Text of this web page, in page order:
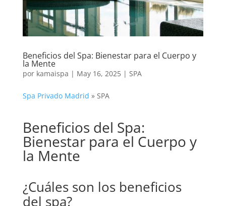
Beneficios del Spa: Bienestar para el Cuerpo y
la Mente
por kamaispa | May 16, 2025| SPA
Spa Privado Madrid » SPA
Beneficios del Spa:
Bienestar para el Cuerpo y
la Mente
¿Cuáles son los beneficios
del spa?